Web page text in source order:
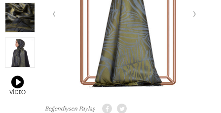
Beğendiysen Paylaş